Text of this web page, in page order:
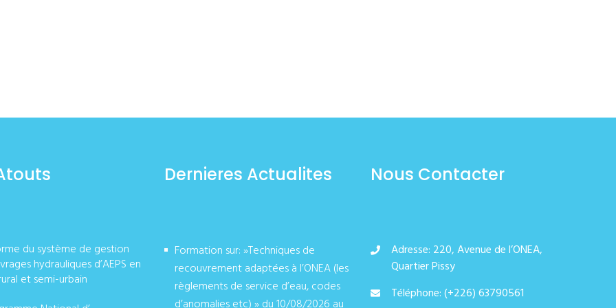
du système de gestion
hydrauliques d’AEPS en
et semi-urbain
Dernieres Actualites
Formation sur: »Techniques de
recouvrement adaptées à l’ONEA (les
règlements de service d’eau, codes
Nous Contacter
Adresse: 220, Avenue de l’ONEA,
Quartier Pissy
Téléphone: (+226) 63790561